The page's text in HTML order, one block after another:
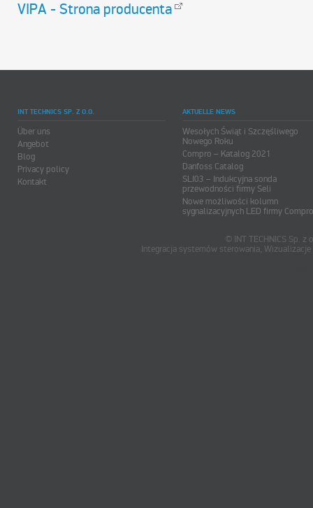
VIPA - Strona producenta
INT TECHNICS SP. Z O.O.
Über uns
Angebot
Blog
Privacy policy
Kontakt
AKTUELLE NEWS
Wesołych Świąt i Szczęśliwego
Nowego Roku
Compro – Katalog 2021
Danfoss Catalog
SLI03 – Indukcyjna sonda
przewodności firmy Seli
Nowe możliwości kolumn
sygnalizacyjnych LED firmy
© INT TECHNICS Sp.
Integracja systemów sterowania,